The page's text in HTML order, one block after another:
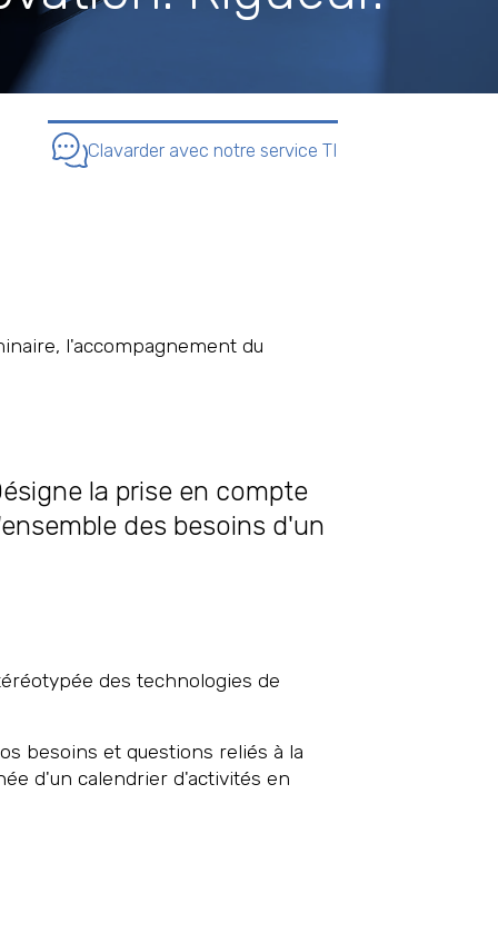
Clavarder avec notre service TI
l'accompagnement du
la prise en compte
des besoins d'un
des technologies de
besoins et questions reliés à la
d'un calendrier d'activités en